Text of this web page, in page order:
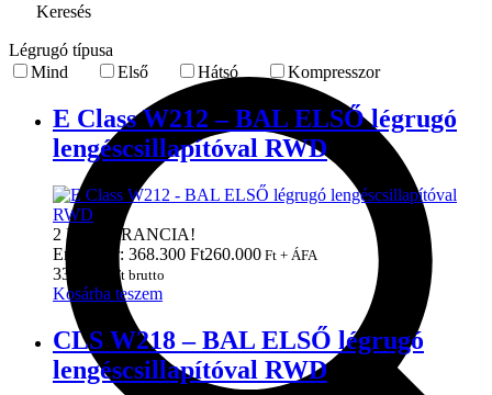
Keresés
Légrugó típusa
Mind
Első Hátsó Kompresszor
E Class W212 – BAL ELSŐ légrugó
lengéscsillapítóval RWD
2 ÉV GARANCIA!
Eredeti ár: 368.300 Ft260.000 Ft + ÁFA
330.200 Ft brutto
Kosárba teszem
CLS W218 – BAL ELSŐ légrugó
lengéscsillapítóval RWD